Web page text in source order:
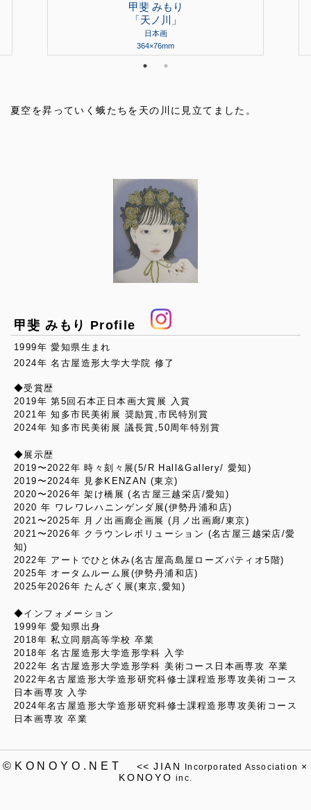
甲斐 みもり
「天ノ川」
日本画
364×76mm
夏空を昇っていく蛾たちを天の川に見立てました。
甲斐 みもり Profile
1999年 愛知県生まれ
2024年 名古屋造形大学大学院 修了
◆受賞歴
2019年 第5回石本正日本画大賞展 入賞
2021年 知多市民美術展 奨励賞,市民特別賞
2024年 知多市民美術展 議長賞,50周年特別賞
◆展示歴
2019〜2022年 時々刻々展(5/R Hall&Gallery/ 愛知)
2019〜2024年 見参KENZAN (東京)
2020〜2026年 架け橋展 (名古屋三越栄店/愛知)
2020 年 ワレワレハニンゲンダ展(伊勢丹浦和店)
2021〜2025年 月ノ出画廊企画展 (月ノ出画廊/東京)
2021〜2026年 クラウンレボリューション (名古屋三越栄店/愛
知)
2022年 アートでひと休み(名古屋高島屋ローズパティオ5階)
2025年 オータムルーム展(伊勢丹浦和店)
2025年2026年 たんざく展(東京,愛知)
◆インフォメーション
1999年 愛知県出身
2018年 私立同朋高等学校 卒業
2018年 名古屋造形大学造形学科 入学
2022年 名古屋造形大学造形学科 美術コース日本画専攻 卒業
2022年名古屋造形大学造形研究科修士課程造形専攻美術コース
日本画専攻 入学
2024年名古屋造形大学造形研究科修士課程造形専攻美術コース
日本画専攻 卒業
©KONOYO.NET << JIAN Incorporated Association ×
KONOYO inc.